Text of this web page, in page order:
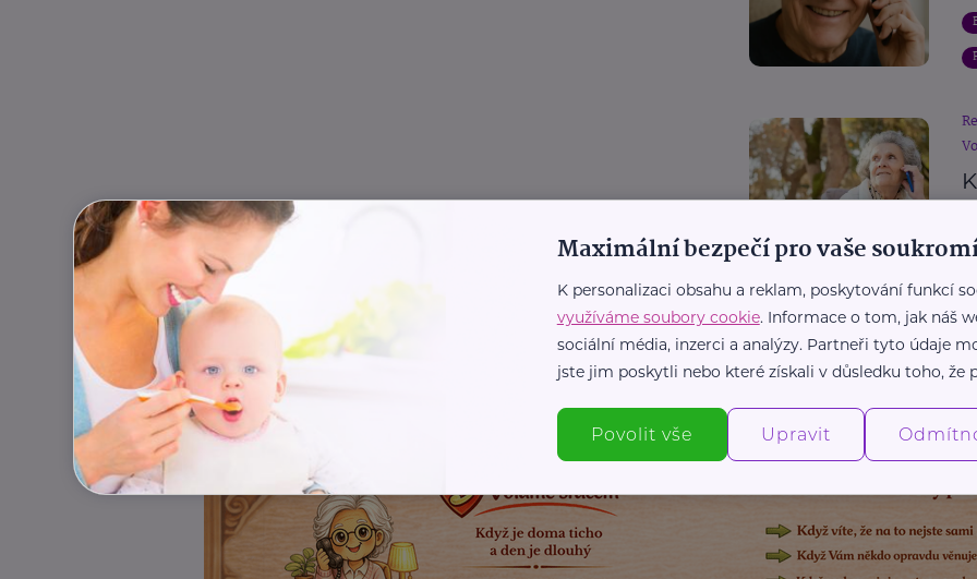
Maximální bezpečí pro vaše
K personalizaci obsahu a reklam, poskytování funkcí
využíváme soubory cookie. Informace o tom, jak náš
sociální média, inzerci a analýzy. Partneři tyto údaje
jste jim poskytli nebo které získali v důsledku toho, že
Povolit vše Upravit